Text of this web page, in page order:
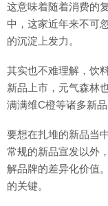
这意味着随着消费的
中，这家近年来不可
的沉淀上发力。
其实也不难理解，饮
新品上市，元气森林
满满维C橙等诸多新
要想在扎堆的新品当
常规的新品宣发以外
解品牌的差异化价值
的关键。